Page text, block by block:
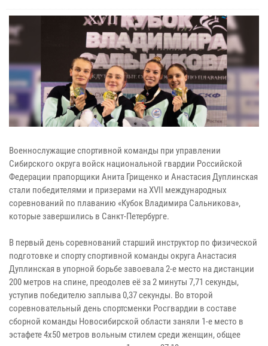
Военнослужащие спортивной команды при управлении
Сибирского округа войск национальной гвардии Российской
Федерации прапорщики Анита Грищенко и Анастасия Дуплинская
стали победителями и призерами на XVII международных
соревнований по плаванию «Кубок Владимира Сальникова»,
которые завершились в Санкт-Петербурге.
В первый день соревнований старший инструктор по физической
подготовке и спорту спортивной команды округа Анастасия
Дуплинская в упорной борьбе завоевала 2-е место на дистанции
200 метров на спине, преодолев её за 2 минуты 7,71 секунды,
уступив победителю заплыва 0,37 секунды. Во второй
соревновательный день спортсменки Росгвардии в составе
сборной команды Новосибирской области заняли 1-е место в
эстафете 4х50 метров вольным стилем среди женщин, общее